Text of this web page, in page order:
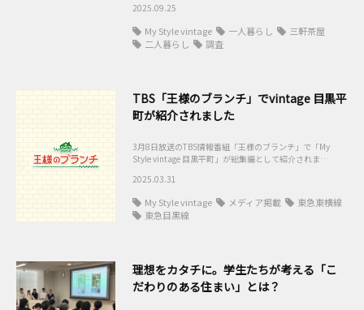
2025.09.25
My Style vintage 一人暮らし
三軒茶屋
二人暮らし
調査
TBS「王様のブランチ」でvintage 目黒平
町が紹介されました
3月8日放送のTBS情報番組「王様のブランチ」で「My
Style vintage 目黒平町」が総集編として紹介されま…
2025.03.31
My Style vintage メディア掲載
東急東横線
東急目黒線
理想をカタチに。学生たちが考える「こ
だわりのある住まい」とは？